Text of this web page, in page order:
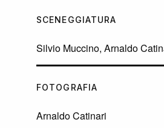
SCENEGGIATURA
Silvio Muccino, Arnaldo
FOTOGRAFIA
Arnaldo Catinari